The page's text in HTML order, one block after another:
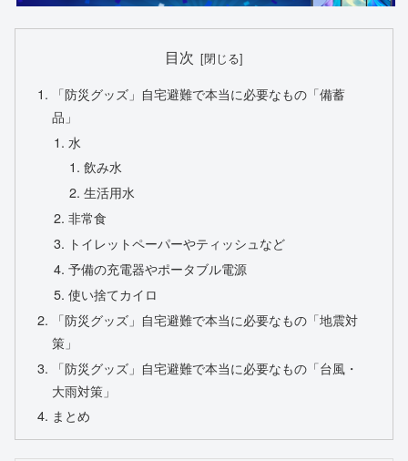
目次
「防災グッズ」自宅避難で本当に必要なもの「備蓄
品」
水
飲み水
生活用水
非常食
トイレットペーパーやティッシュなど
予備の充電器やポータブル電源
使い捨てカイロ
「防災グッズ」自宅避難で本当に必要なもの「地震対
策」
「防災グッズ」自宅避難で本当に必要なもの「台風・
大雨対策」
まとめ